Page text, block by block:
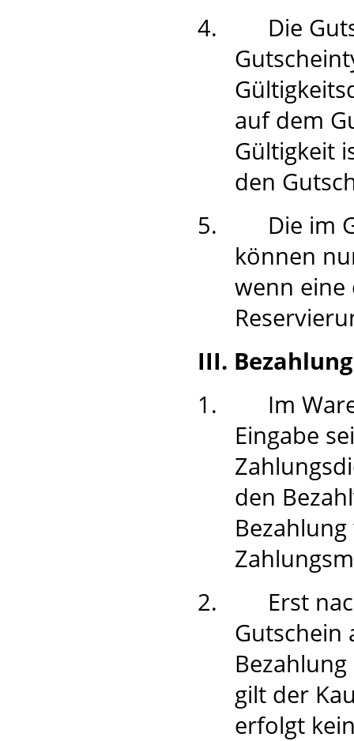
4.
Die
auf dem
Gültigkeit
den
5.
Die im
können
wenn eine
III.
1.
Im
Eingabe
den
2.
Erst
Gutschein
gilt der
erfolgt